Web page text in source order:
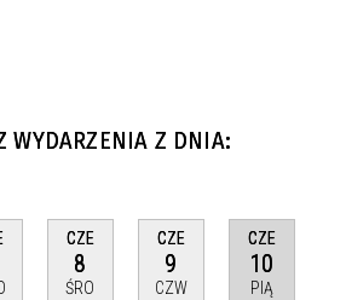
WYDARZENIA Z DNIA:
CZE
8
ŚRO
CZE
9
CZW
CZE
10
PIĄ